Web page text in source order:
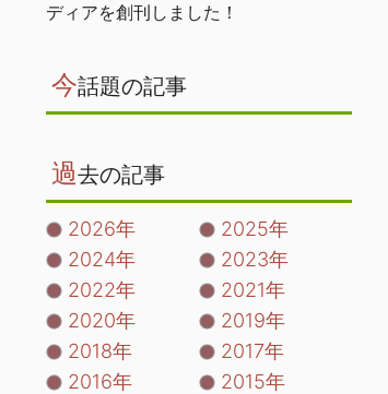
ディアを創刊しました！
今話題の記事
過去の記事
2026年
2025年
2024年
2023年
2022年
2021年
2020年
2019年
2018年
2017年
2016年
2015年